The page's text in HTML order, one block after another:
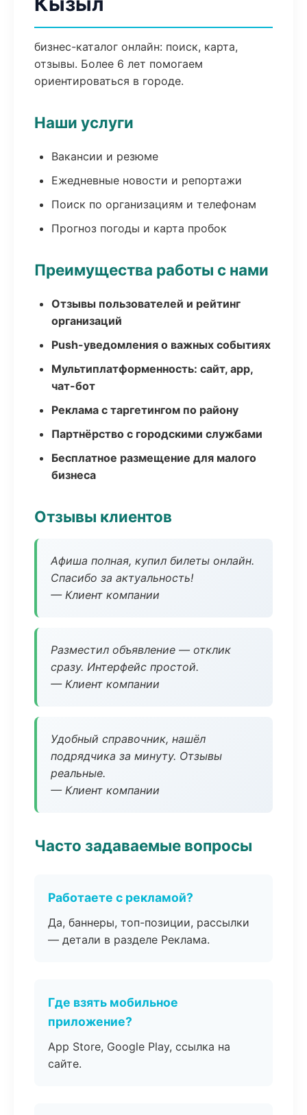
бизнес-каталог онлайн: поиск, карта,
отзывы. Более 6 лет помогаем
ориентироваться в городе.
Наши услуги
Вакансии и резюме
Ежедневные новости и репортажи
Поиск по организациям и телефонам
Прогноз погоды и карта пробок
Преимущества работы с нами
Отзывы пользователей и рейтинг
организаций
Push-уведомления о важных событиях
Мультиплатформенность: сайт, app,
чат-бот
Реклама с таргетингом по району
Партнёрство с городскими службами
Бесплатное размещение для малого
бизнеса
Отзывы клиентов
Афиша полная, купил билеты онлайн.
Спасибо за актуальность!
— Клиент компании
Разместил объявление — отклик
сразу. Интерфейс простой.
— Клиент компании
Удобный справочник, нашёл
подрядчика за минуту. Отзывы
реальные.
— Клиент компании
Часто задаваемые вопросы
Работаете с рекламой?
Да, баннеры, топ-позиции, рассылки
— детали в разделе Реклама.
Где взять мобильное
приложение?
App Store, Google Play, ссылка на
сайте.